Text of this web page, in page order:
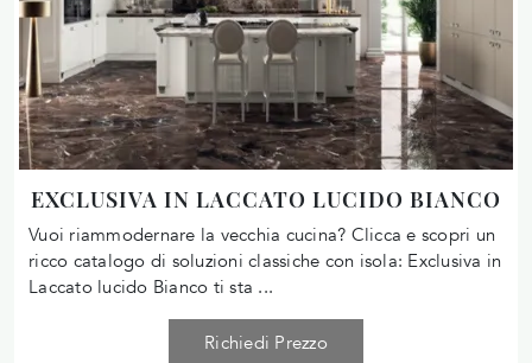
EXCLUSIVA IN LACCATO LUCIDO BIANCO
Vuoi riammodernare la vecchia cucina? Clicca e scopri un
ricco catalogo di soluzioni classiche con isola: Exclusiva in
Laccato lucido Bianco ti sta ...
Richiedi Prezzo